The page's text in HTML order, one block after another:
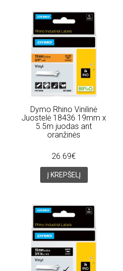
Dymo Rhino Vinilinė
Juostelė 18436 19mm x
5.5m juodas ant
oranžinės
26.69€
Į KREPŠELĮ